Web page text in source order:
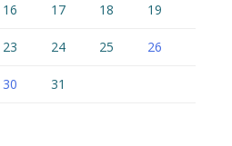
16 17 18 19
23 24 25 26
30 31